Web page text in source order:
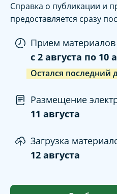
Справка о публикации и
предоставляется сразу
Прием материалов
c 2 августа по 10
Остался последний
Размещение
11 августа
Загрузка
12 августа